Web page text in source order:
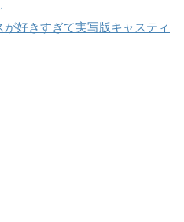
好きすぎて実写版キャスティ